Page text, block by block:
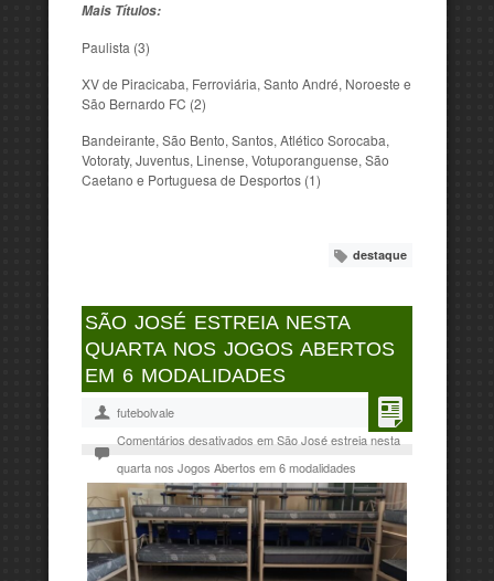
Mais Títulos:
Paulista (3)
XV de Piracicaba, Ferroviária, Santo André, Noroeste e
São Bernardo FC (2)
Bandeirante, São Bento, Santos, Atlético Sorocaba,
Votoraty, Juventus, Linense, Votuporanguense, São
Caetano e Portuguesa de Desportos (1)
destaque
SÃO JOSÉ ESTREIA NESTA
QUARTA NOS JOGOS ABERTOS
EM 6 MODALIDADES
futebolvale
Comentários desativados em São José estreia nesta
quarta nos Jogos Abertos em 6 modalidades